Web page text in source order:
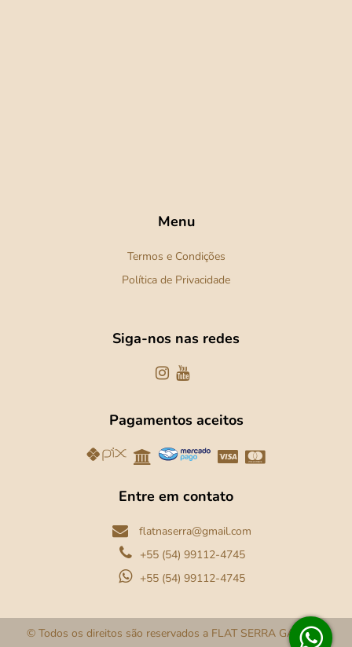
Menu
Termos e Condições
Política de Privacidade
Siga-nos nas redes
Pagamentos aceitos
Entre em contato
flatnaserra@gmail.com
+55 (54) 99112-4745
+55 (54) 99112-4745
© Todos os direitos são reservados a FLAT SERRA GAUCHA